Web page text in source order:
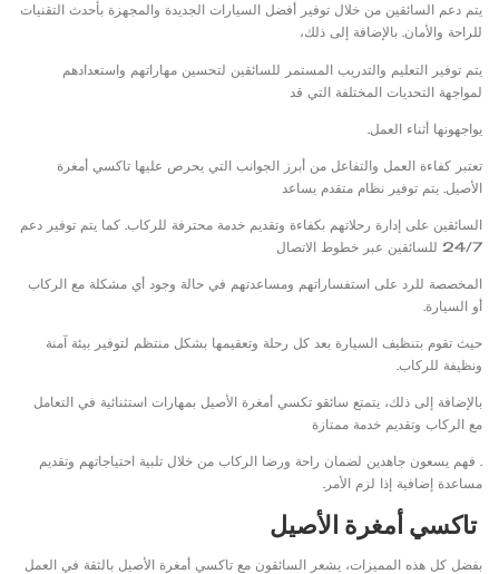
يتم دعم السائقين من خلال توفير أفضل السيارات الجديدة والمجهزة بأحدث التقنيات
للراحة والأمان. بالإضافة إلى ذلك،
يتم توفير التعليم والتدريب المستمر للسائقين لتحسين مهاراتهم واستعدادهم
لمواجهة التحديات المختلفة التي قد
يواجهونها أثناء العمل.
تعتبر كفاءة العمل والتفاعل من أبرز الجوانب التي يحرص عليها تاكسي أمغرة
الأصيل. يتم توفير نظام متقدم يساعد
السائقين على إدارة رحلاتهم بكفاءة وتقديم خدمة محترفة للركاب. كما يتم توفير دعم
24/7 للسائقين عبر خطوط الاتصال
المخصصة للرد على استفساراتهم ومساعدتهم في حالة وجود أي مشكلة مع الركاب
أو السيارة.
حيث تقوم بتنظيف السيارة بعد كل رحلة وتعقيمها بشكل منتظم لتوفير بيئة آمنة
ونظيفة للركاب.
بالإضافة إلى ذلك، يتمتع سائقو تكسي أمغرة الأصيل بمهارات استثنائية في التعامل
مع الركاب وتقديم خدمة ممتازة
. فهم يسعون جاهدين لضمان راحة ورضا الركاب من خلال تلبية احتياجاتهم وتقديم
مساعدة إضافية إذا لزم الأمر.
تاكسي أمغرة الأصيل
بفضل كل هذه المميزات، يشعر السائقون مع تاكسي أمغرة الأصيل بالثقة في العمل